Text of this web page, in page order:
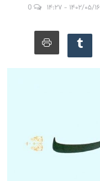
۱۴۰۲/۰۵/۱۶ - ۱۴:۲۷